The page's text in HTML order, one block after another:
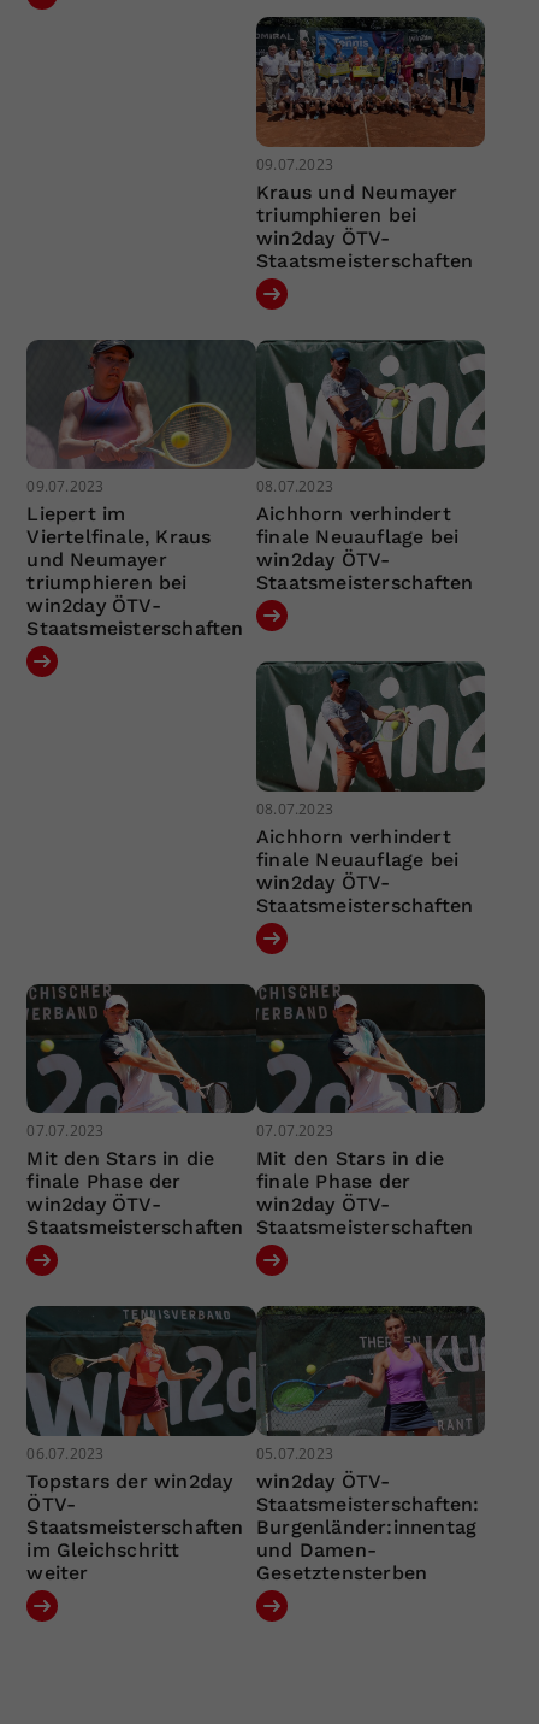
09.07.2023
Kraus und Neumayer
triumphieren bei
win2day ÖTV-
Staatsmeisterschaften
09.07.2023
Liepert im
Viertelfinale, Kraus
und Neumayer
triumphieren bei
win2day ÖTV-
Staatsmeisterschaften
08.07.2023
Aichhorn verhindert
finale Neuauflage bei
win2day ÖTV-
Staatsmeisterschaften
08.07.2023
Aichhorn verhindert
finale Neuauflage bei
win2day ÖTV-
Staatsmeisterschaften
07.07.2023
Mit den Stars in die
finale Phase der
win2day ÖTV-
Staatsmeisterschaften
07.07.2023
Mit den Stars in die
finale Phase der
win2day ÖTV-
Staatsmeisterschaften
06.07.2023
Topstars der win2day
ÖTV-
Staatsmeisterschaften
im Gleichschritt
weiter
05.07.2023
win2day ÖTV-
Staatsmeisterschaften:
Burgenländer:innentag
und Damen-
Gesetztensterben